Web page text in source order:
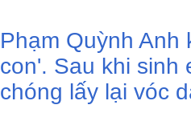
Phạm Quỳnh Anh
con'. Sau khi sinh
chóng lấy lại vóc